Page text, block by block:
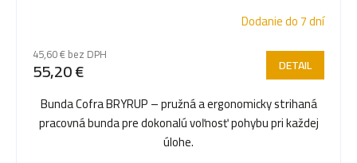
Dodanie do 7 dní
45,60 € bez DPH
55,20 € DETAIL
Bunda Cofra BRYRUP – pružná a ergonomicky strihaná
pracovná bunda pre dokonalú voľnosť pohybu pri každej
úlohe.